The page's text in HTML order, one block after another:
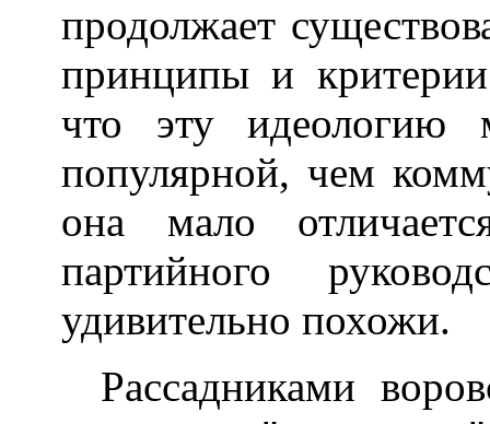
продолжает
принципы и критерии
что эту идеологию
популярной, чем
она мало
партийного
удивительно похожи.
Рассадниками